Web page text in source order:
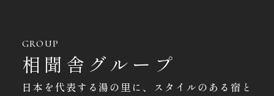
GROUP
相聞舎グループ
日本を代表する湯の里に、スタイルのある宿と